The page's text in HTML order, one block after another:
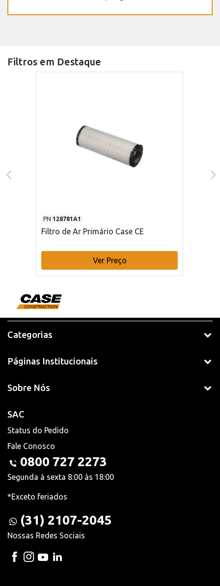
Filtros em Destaque
PN 128781A1
Filtro de Ar Primário Case CE
Ver Preço
Categorias
Páginas Institucionais
Sobre Nós
SAC
Status do Pedido
Fale Conosco
0800 727 2273
Segunda à sexta 8:00 às 18:00
*Exceto feriados
(31) 2107-2045
Nossas Redes Sociais